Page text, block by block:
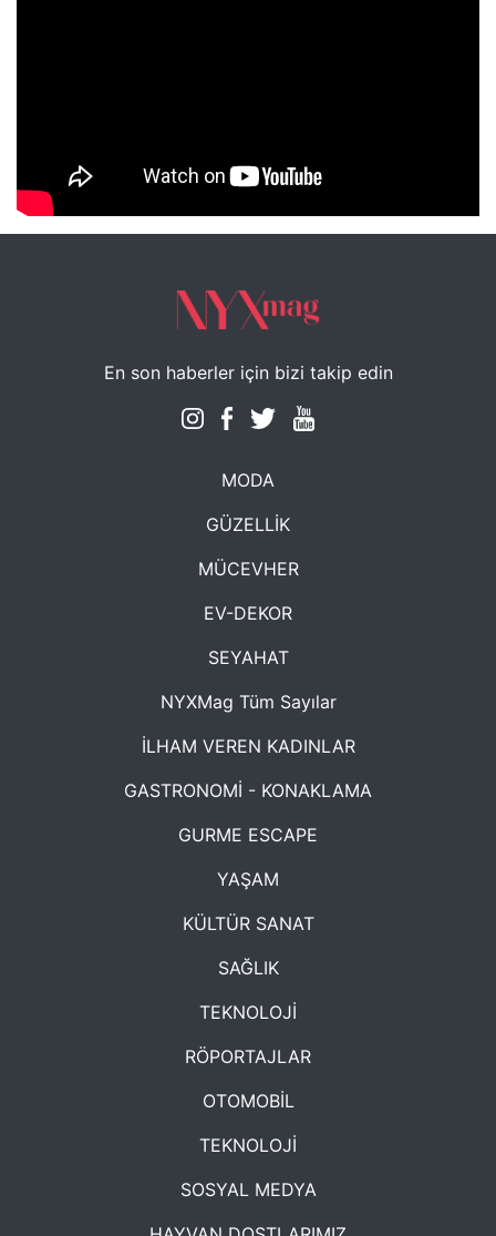
NYXmag 2. Yaş Kutlama Etkinliği
En son haberler için bizi takip edin
MODA
GÜZELLİK
MÜCEVHER
EV-DEKOR
SEYAHAT
NYXMag Tüm Sayılar
İLHAM VEREN KADINLAR
GASTRONOMİ - KONAKLAMA
GURME ESCAPE
YAŞAM
KÜLTÜR SANAT
SAĞLIK
TEKNOLOJİ
RÖPORTAJLAR
OTOMOBİL
TEKNOLOJİ
SOSYAL MEDYA